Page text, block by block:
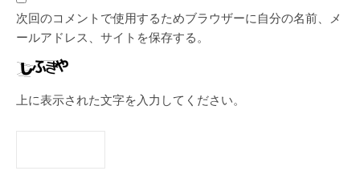
次回のコメントで使用するためブラウザーに自分の名前、メ
ールアドレス、サイトを保存する。
上に表示された文字を入力してください。